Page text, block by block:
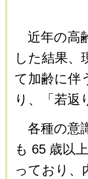
近年の高
した結果、
て加齢に伴
り、「若返
各種の意
も 65 歳以
っており、